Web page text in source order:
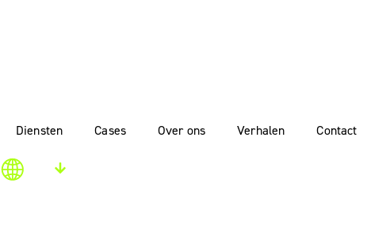
Diensten Cases Over ons Verhalen Contact